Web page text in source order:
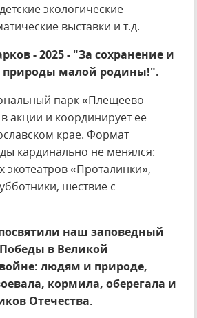
экологические
выставки и т.д.
- 2025 - "За сохранение и
природы малой родины!".
парк «Плещеево
в акции и координирует ее
крае. Формат
кардинально не менялся:
экотеатров «Проталинки»,
шествие с
наш заповедный
в Великой
людям и природе,
кормила, оберегала и
Отечества.